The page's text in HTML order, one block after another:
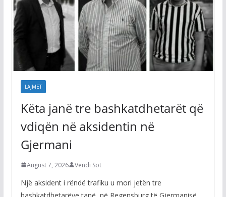
LAJMET
Këta janë tre bashkatdhetarët që
vdiqën në aksidentin në
Gjermani
August 7, 2026
Një aksident i rëndë trafiku u mori jetën tre
IndeksOnline raporton se të tre